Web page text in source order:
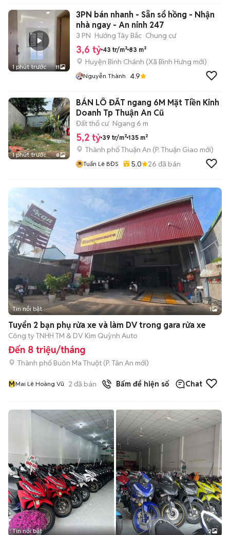
1 phút trước 11
3PN bán nhanh - Sẵn sổ hồng - Nhận
nhà ngay - An ninh 247
3 PN Hướng Tây Bắc Chung cư
3,6 tỷ 43 tr/m² 83 m²
Huyện Bình Chánh (Xã Bình Hưng mới)
Nguyễn Thành 4.9
1 phút trước 8
BÁN LÔ ĐẤT ngang 6M Mặt Tiền Kinh
Doanh Tp Thuận An Cũ
Đất thổ cư Ngang 6 m
5,2 tỷ 39 tr/m² 135 m²
Thành phố Thuận An (P. Thuận Giao mới)
Tuấn Lê BĐS 5.0 26 đã bán
Tin nổi bật 1
Tuyển 2 bạn phụ rửa xe và làm DV trong gara rửa xe
Công ty TNHH TM & DV Kim Quỳnh Auto
Đến 8 triệu/tháng
Thành phố Buôn Ma Thuột (P. Tân An mới)
MMai Lê Hoàng Vũ 2 đã bán Bấm để hiện số Chat
Tin nổi bật 2